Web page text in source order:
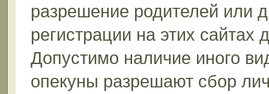
разрешение родителей или
регистрации на этих
Допустимо наличие иного
опекуны разрешают сбор